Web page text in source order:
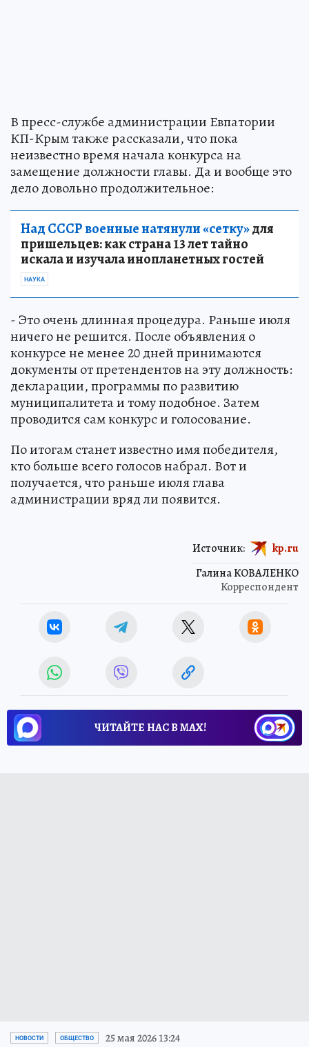
В пресс-службе администрации Евпатории
КП-Крым также рассказали, что пока
неизвестно время начала конкурса на
замещение должности главы. Да и вообще это
дело довольно продолжительное:
Над СССР военные натянули «сетку»для
пришельцев: как страна 13 лет тайно
искала и изучала инопланетных гостей
НАУКА
- Это очень длинная процедура. Раньше июля
ничего не решится. После объявления о
конкурсе не менее 20 дней принимаются
документы от претендентов на эту должность:
декларации, программы по развитию
муниципалитета и тому подобное. Затем
проводится сам конкурс и голосование.
По итогам станет известно имя победителя,
кто больше всего голосов набрал. Вот и
получается, что раньше июля глава
администрации вряд ли появится.
Галина КОВАЛЕНКО
Корреспондент
Источник: kp.ru
ЧИТАЙТЕ НАС В МАХ!
НОВОСТИ ОБЩЕСТВО 25 мая 2026 13:24